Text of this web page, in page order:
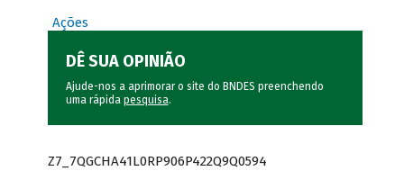
Ações
DÊ SUA OPINIÃO
Ajude-nos a aprimorar o site do BNDES preenchendo
uma rápida pesquisa.
Z7_7QGCHA41L0RP906P422Q9Q0594